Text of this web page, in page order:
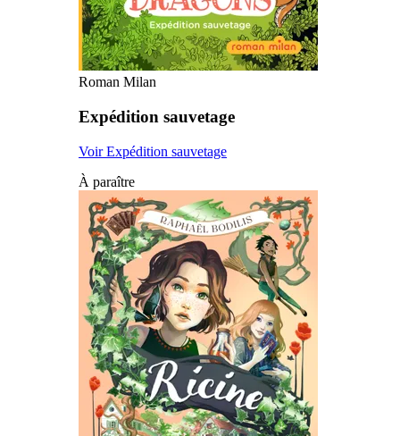
Roman Milan
Expédition sauvetage
Voir Expédition sauvetage
À paraître